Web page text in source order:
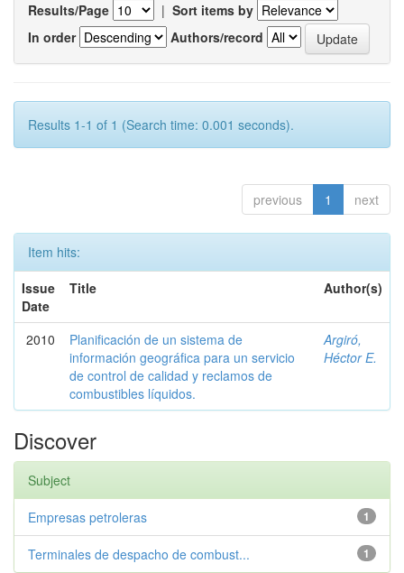
Results/Page | Sort items by
In order
Authors/record
Results 1-1 of 1 (Search time: 0.001 seconds).
previous 1 next
Item hits:
Issue
Date
Title Author(s)
2010
Planificación de un sistema de
información geográfica para un servicio
de control de calidad y reclamos de
combustibles líquidos.
Argiró,
Héctor E.
Discover
Subject
1
Empresas petroleras
1
Terminales de despacho de combust...